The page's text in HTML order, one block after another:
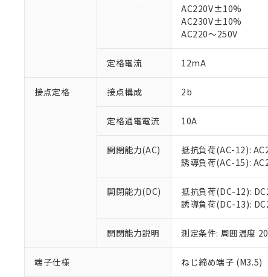
AC220V±10%
AC230V±10%
AC220～250V
定格電流 12mA
接点定格 接点構成 2b
定格通電電流 10A
開閉能力(AC)
抵抗負荷(AC-12):
誘導負荷(AC-15):
開閉能力(DC)
抵抗負荷(DC-12):
誘導負荷(DC-13):
開閉能力説明 測定条件: 周囲温度
端子仕様 ねじ締め端子 (M3.5)
以下の条件をお読
当社制御機
のであり、
当社販売員
オムロン制
在庫状況お
マイパーツ
ている必要
お客様が当
が、当社の
さい。
※当社の共同
いる法人を
非該当品：ライセ
仕入先様の事情に
があります。
鉛(Pb) 1000ppm以下
フタル酸エステル類の
※2 対応予定月
部品在庫の切り
※3 非含有証明
下記の非含有証
※1 中国
「○」：最大均質
「×」：最大均質
「－」：未確認で
Cr(Ⅵ)(六価クロム) :
DBP(フタル酸ジブチ
DEHP(フタル酸ビス(2-
※2 環境保護使
「ｅ」：有害物質
「10」：通常の
味します。
などの必要
ます。
置等に一切
当社は、貴
また当社は
たしません。
△ 一定数
機器販
白